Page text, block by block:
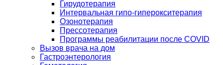
Гирудотерапия
Интервальная гипо-гиперокситерапия
Озонотерапия
Прессотерапия
Программы реабилитации после СOVID
Вызов врача на дом
Гастроэнтерология